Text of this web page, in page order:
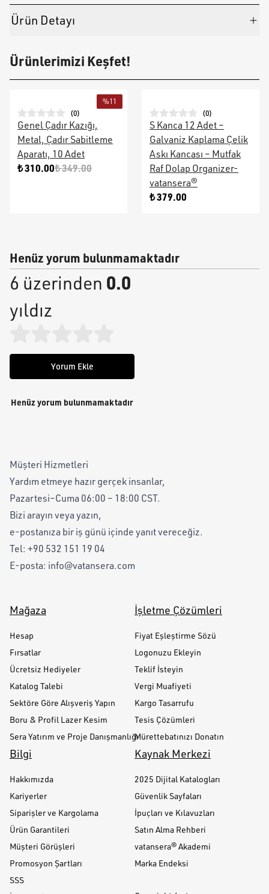
Ürün Detayı
Ürünlerimizi Keşfet!
%11
(0)
Genel Çadır Kazığı,
Metal, Çadır Sabitleme
Aparatı, 10 Adet
₺ 310.00₺ 349.00
(0)
S Kanca 12 Adet –
Galvaniz Kaplama Çelik
Askı Kancası – Mutfak
Raf Dolap Organizer-
vatansera®
₺ 379.00
Henüz yorum bulunmamaktadır
6 üzerinden 0.0
yıldız
Yorum Ekle
Henüz yorum bulunmamaktadır
Müşteri Hizmetleri
Yardım etmeye hazır gerçek insanlar,
Pazartesi–Cuma 06:00 – 18:00 CST.
Bizi arayın veya yazın,
e-postanıza bir iş günü içinde yanıt vereceğiz.
Tel: +90 532 151 19 04
E-posta: info@vatansera.com
Mağaza
Hesap
Fırsatlar
Ücretsiz Hediyeler
Katalog Talebi
Sektöre Göre Alışveriş Yapın
Boru & Profil Lazer Kesim
Sera Yatırım ve Proje Danışmanlığı
İşletme Çözümleri
Fiyat Eşleştirme Sözü
Logonuzu Ekleyin
Teklif İsteyin
Vergi Muafiyeti
Kargo Tasarrufu
Tesis Çözümleri
Mürettebatınızı Donatın
Bilgi
Hakkımızda
Kariyerler
Siparişler ve Kargolama
Ürün Garantileri
Müşteri Görüşleri
Promosyon Şartları
SSS
Kaynak Merkezi
2025 Dijital Katalogları
Güvenlik Sayfaları
İpuçları ve Kılavuzları
Satın Alma Rehberi
vatansera® Akademi
Marka Endeksi